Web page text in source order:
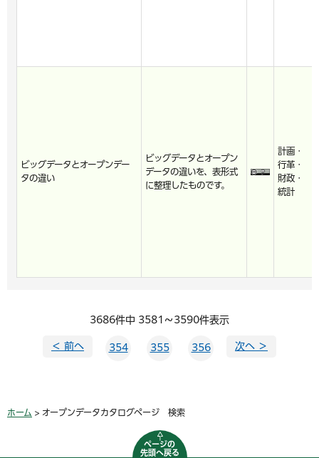
ビッグデータとオープンデー
タの違い
ビッグデータとオープン
データの違いを、表形式
に整理したものです。
計画・
行革・
財政・
統計
3686件中 3581～3590件表示
＜ 前へ 354 355 356 次へ ＞
ホーム > オープンデータカタログページ 検索
ページの
先頭へ戻る